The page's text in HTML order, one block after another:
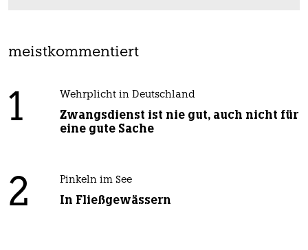
meistkommentiert
1 Wehrplicht in Deutschland
Zwangsdienst ist nie gut, auch nicht für
eine gute Sache
2 Pinkeln im See
In Fließgewässern